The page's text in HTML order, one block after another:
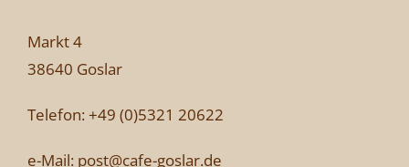
Markt 4
38640 Goslar
Telefon: +49 (0)5321 20622
e-Mail: post@cafe-goslar.de